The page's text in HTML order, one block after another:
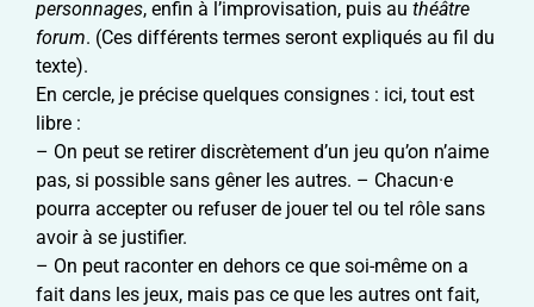
personnages, enfin à l’improvisation, puis au théâtre
forum. (Ces différents termes seront expliqués au fil du
texte).
En cercle, je précise quelques consignes : ici, tout est
libre :
– On peut se retirer discrètement d’un jeu qu’on n’aime
pas, si possible sans gêner les autres. – Chacun·e
pourra accepter ou refuser de jouer tel ou tel rôle sans
avoir à se justifier.
– On peut raconter en dehors ce que soi-même on a
fait dans les jeux, mais pas ce que les autres ont fait,